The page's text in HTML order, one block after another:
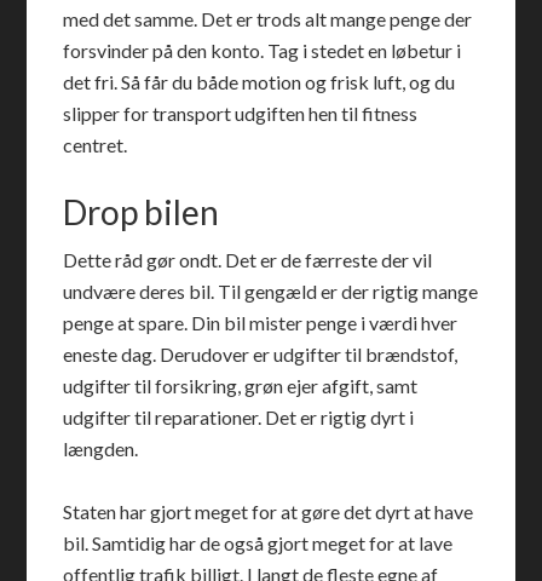
med det samme. Det er trods alt mange penge der
forsvinder på den konto. Tag i stedet en løbetur i
det fri. Så får du både motion og frisk luft, og du
slipper for transport udgiften hen til fitness
centret.
Drop bilen
Dette råd gør ondt. Det er de færreste der vil
undvære deres bil. Til gengæld er der rigtig mange
penge at spare. Din bil mister penge i værdi hver
eneste dag. Derudover er udgifter til brændstof,
udgifter til forsikring, grøn ejer afgift, samt
udgifter til reparationer. Det er rigtig dyrt i
længden.
Staten har gjort meget for at gøre det dyrt at have
bil. Samtidig har de også gjort meget for at lave
offentlig trafik billigt. I langt de fleste egne af